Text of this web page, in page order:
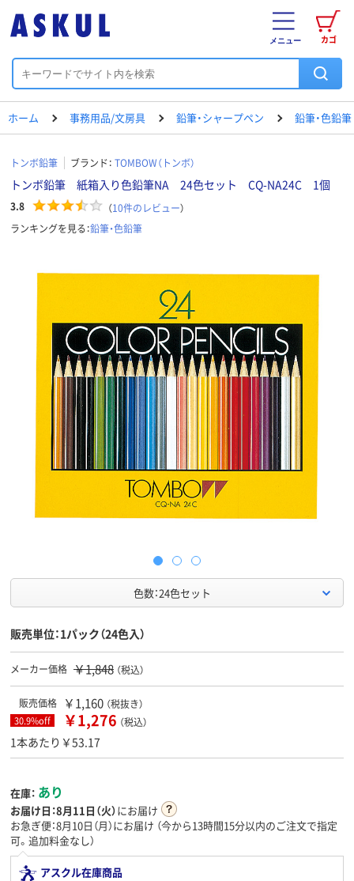
カゴ
メニュー
ホーム 事務用品/文房具 鉛筆・シャープペン 鉛筆・色鉛筆
トンボ鉛筆 ブランド： TOMBOW（トンボ）
トンボ鉛筆 紙箱入り色鉛筆NA 24色セット CQ-NA24C 1個
3.8 （10件のレビュー）
ランキングを見る：鉛筆・色鉛筆
色数：24色セット
販売単位：1パック（24色入）
メーカー価格 ￥1,848 （税込）
販売価格 ￥1,160 （税抜き）
30.9%off ￥1,276 （税込）
1本あたり￥53.17
在庫： あり
お届け日：8月11日（火）にお届け
お急ぎ便：8月10日（月）にお届け （今から13時間15分以内のご注文で指定
可。追加料金なし）
アスクル在庫商品